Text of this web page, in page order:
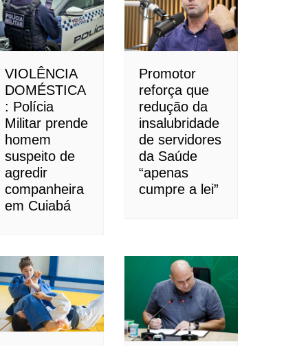
VIOLÊNCIA
DOMÉSTICA
: Polícia
Militar prende
homem
suspeito de
agredir
companheira
em Cuiabá
Promotor
reforça que
redução da
insalubridade
de servidores
da Saúde
“apenas
cumpre a lei”